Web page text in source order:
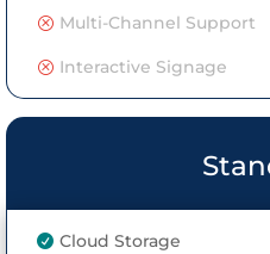
Q Multi-Channel Support
Q Interactive Signage
 Cloud Storage